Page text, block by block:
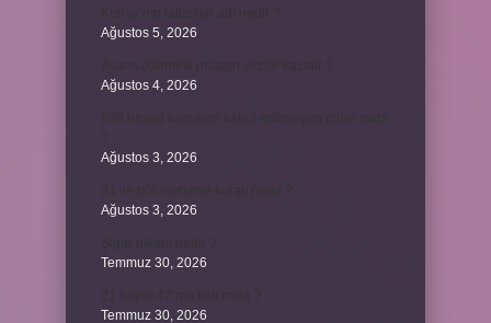
Ağustos 5, 2026
Ağustos 4, 2026
Ağustos 3, 2026
Ağustos 3, 2026
Temmuz 30, 2026
Temmuz 30, 2026